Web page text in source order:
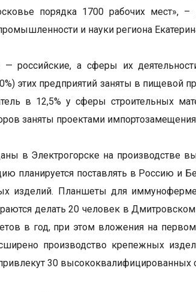
порядка 1700 рабочих мест», –
и науки региона
российские, а сферы их
этих предприятий заняты в пищевой
в 12,5% у сферы строительных
заняты проектами
в Электрогорске на производстве
планируется поставлять в Россию и
изделий. Планшеты для
делать 20 человек в
в год, при этом вложения на
производство крепежных
30 высококвалифицированных